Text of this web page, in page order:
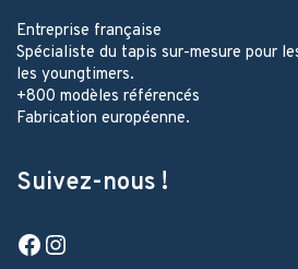
Entreprise française
Spécialiste du tapis sur-mesure pour
les youngtimers.
+800 modèles référencés
Fabrication européenne.
Suivez-nous !
Facebook